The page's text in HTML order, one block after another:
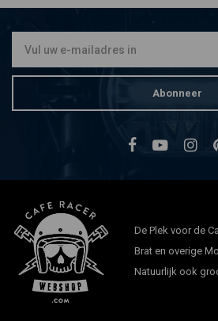
Shocks F 650 GS (800cc
Abonneer
De Plek voor de
Brat en overige
Natuurlijk ook